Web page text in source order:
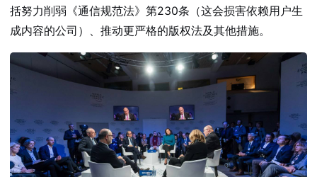
括努力削弱《通信规范法》第230条（这会损害依赖用户生
成内容的公司）、推动更严格的版权法及其他措施。